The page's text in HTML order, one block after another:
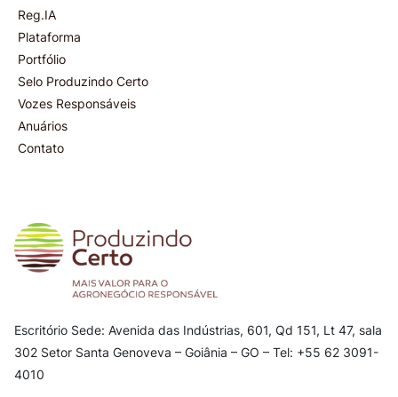
Reg.IA
Plataforma
Portfólio
Selo Produzindo Certo
Vozes Responsáveis
Anuários
Contato
Escritório Sede: Avenida das Indústrias, 601, Qd 151, Lt 47, sala
302 Setor Santa Genoveva – Goiânia – GO – Tel: +55 62 3091-
4010